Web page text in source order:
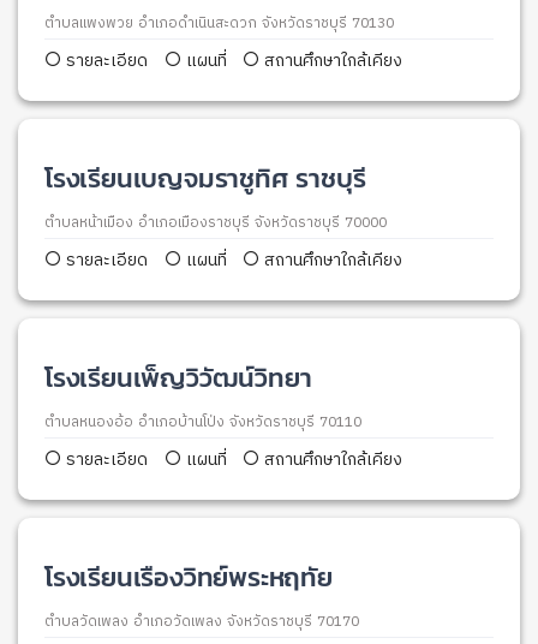
ตำบลแพงพวย อำเภอดำเนินสะดวก จังหวัดราชบุรี 70130
รายละเอียด แผนที่ สถานศึกษาใกล้เคียง
โรงเรียนเบญจมราชูทิศ ราชบุรี
ตำบลหน้าเมือง อำเภอเมืองราชบุรี จังหวัดราชบุรี 70000
รายละเอียด แผนที่ สถานศึกษาใกล้เคียง
โรงเรียนเพ็ญวิวัฒน์วิทยา
ตำบลหนองอ้อ อำเภอบ้านโป่ง จังหวัดราชบุรี 70110
รายละเอียด แผนที่ สถานศึกษาใกล้เคียง
โรงเรียนเรืองวิทย์พระหฤทัย
ตำบลวัดเพลง อำเภอวัดเพลง จังหวัดราชบุรี 70170